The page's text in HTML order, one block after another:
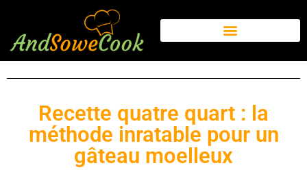
Recette quatre quart : la
méthode inratable pour un
gâteau moelleux